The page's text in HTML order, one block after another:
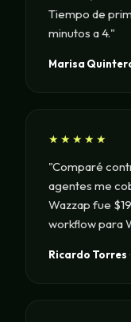
Tiempo de
minutos a 4."
Marisa
★★★★★
"Comparé
agentes me
Wazzap fue
workflow para
Ricardo Torres